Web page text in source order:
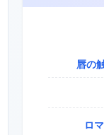
唇の
ロ